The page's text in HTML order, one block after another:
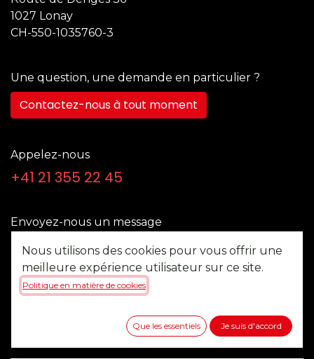
1027 Lonay
CH-550-1035760-3
Une question, une demande en particulier ?
Contactez-nous à tout moment
Appelez-nous
+41 21 355 22 45
Envoyez-nous un message
b2b@multitel.ch
Nous utilisons des cookies pour vous offrir une
meilleure expérience utilisateur sur ce site.
Politique en matière de cookies
Que les essentiels Je suis d'accord